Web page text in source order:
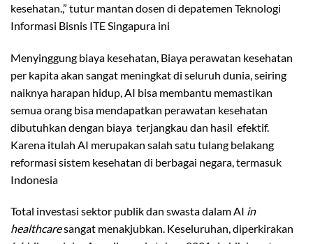
kesehatan.,” tutur mantan dosen di depatemen Teknologi
Informasi Bisnis ITE Singapura ini
Menyinggung biaya kesehatan, Biaya perawatan kesehatan
per kapita akan sangat meningkat di seluruh dunia, seiring
naiknya harapan hidup, AI bisa membantu memastikan
semua orang bisa mendapatkan perawatan kesehatan
dibutuhkan dengan biaya terjangkau dan hasil efektif.
Karena itulah AI merupakan salah satu tulang belakang
reformasi sistem kesehatan di berbagai negara, termasuk
Indonesia
Total investasi sektor publik dan swasta dalam AI in
healthcaresangat menakjubkan. Keseluruhan, diperkirakan